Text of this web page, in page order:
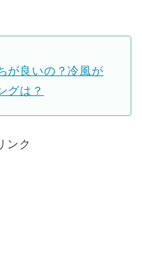
が良いの？冷風が
グは？
ンク